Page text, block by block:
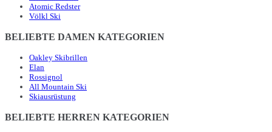
Atomic Redster
Völkl Ski
BELIEBTE DAMEN KATEGORIEN
Oakley Skibrillen
Elan
Rossignol
All Mountain Ski
Skiausrüstung
BELIEBTE HERREN KATEGORIEN